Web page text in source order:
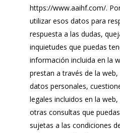
https://www.aaihf.com/.
utilizar esos datos para
respuesta a las dudas,
inquietudes que puedas
información incluida en la
prestan a través de la
datos personales,
legales incluidos en la
otras consultas que
sujetas a las condiciones